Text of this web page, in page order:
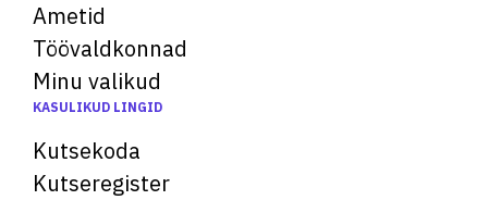
Ametid
Töövaldkonnad
Minu valikud
KASULIKUD LINGID
Kutsekoda
Kutseregister